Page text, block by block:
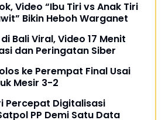
Video “Ibu Tiri vs Anak Tiri
Bikin Heboh Warganet
Bali Viral, Video 17 Menit
dan Peringatan Siber
ke Perempat Final Usai
Mesir 3-2
Percepat Digitalisasi
PP Demi Satu Data